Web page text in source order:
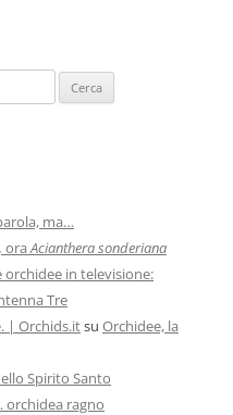
ma…
ora Acianthera sonderiana
orchidee in televisione:
Tre
| Orchids.itsu Orchidee, la
Spirito Santo
orchidea ragno